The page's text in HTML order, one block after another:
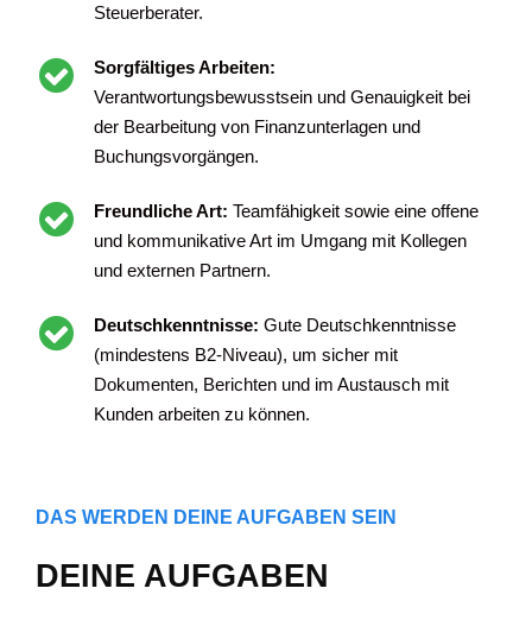
Steuerberater.
Sorgfältiges Arbeiten:
Verantwortungsbewusstsein und Genauigkeit bei
der Bearbeitung von Finanzunterlagen und
Buchungsvorgängen.
Freundliche Art: Teamfähigkeit sowie eine offene
und kommunikative Art im Umgang mit Kollegen
und externen Partnern.
Deutschkenntnisse: Gute Deutschkenntnisse
(mindestens B2-Niveau), um sicher mit
Dokumenten, Berichten und im Austausch mit
Kunden arbeiten zu können.
DAS WERDEN DEINE AUFGABEN SEIN
DEINE AUFGABEN